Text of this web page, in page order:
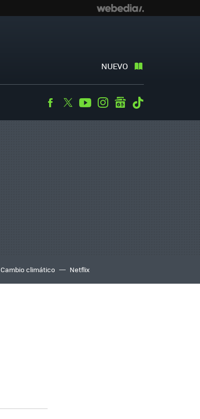
NUEVO
Facebook
TwitterYoutubeInstagramgooglenews
Cambio climático Netflix